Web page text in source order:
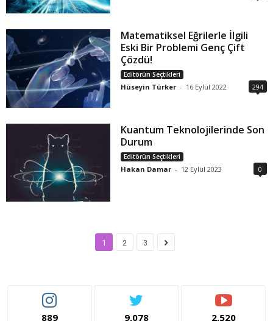
Matematiksel Eğrilerle İlgili
Eski Bir Problemi Genç Çift
Çözdü!
Editörün Seçtikleri
Hüseyin Türker - 16 Eylül 2022 294
Kuantum Teknolojilerinde Son
Durum
Editörün Seçtikleri
Hakan Damar - 12 Eylül 2023 0
1 2 3
889 9,078 2,520